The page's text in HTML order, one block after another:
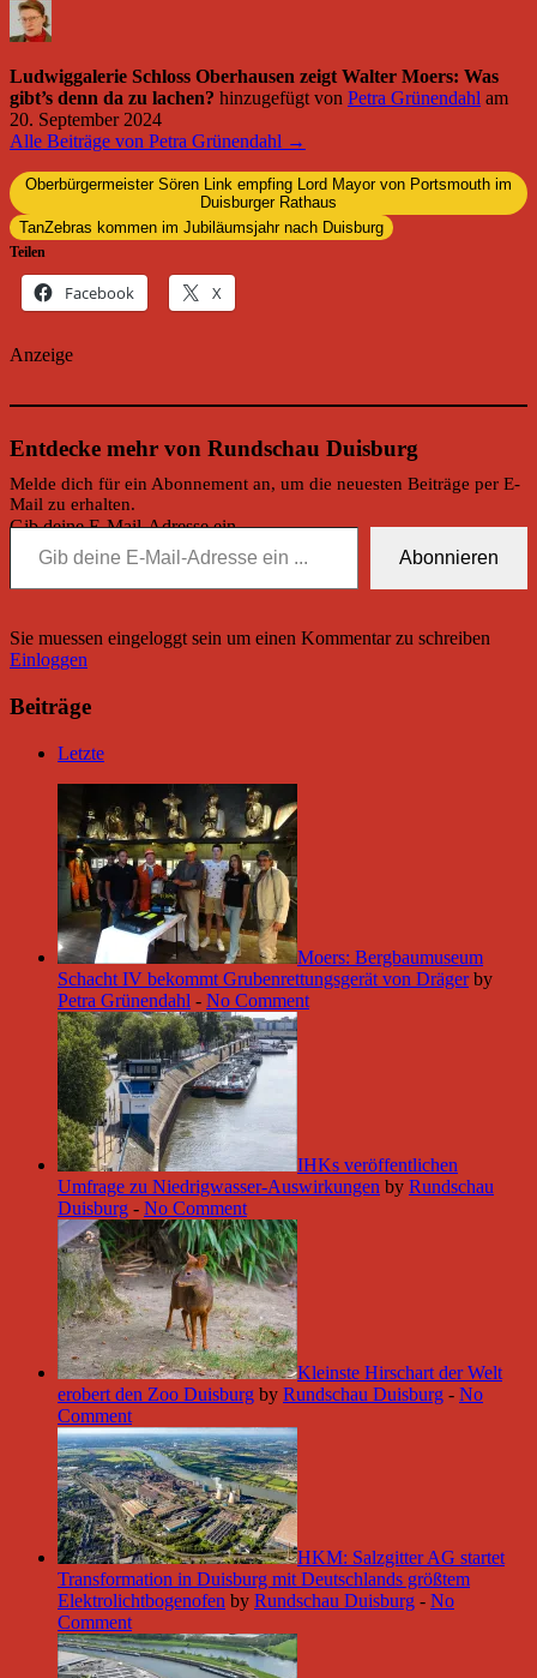
Ludwiggalerie Schloss Oberhausen zeigt Walter Moers: Was
gibt’s denn da zu lachen? hinzugefügt von Petra Grünendahl am
20. September 2024
Alle Beiträge von Petra Grünendahl →
Oberbürgermeister Sören Link empfing Lord Mayor von Portsmouth im
Duisburger Rathaus
TanZebras kommen im Jubiläumsjahr nach Duisburg
Teilen
Facebook X
Anzeige
Entdecke mehr von Rundschau Duisburg
Melde dich für ein Abonnement an, um die neuesten Beiträge per E-
Mail zu erhalten.
Gib deine E-Mail-Adresse ein ...
Abonnieren
Sie muessen eingeloggt sein um einen Kommentar zu schreiben
Einloggen
Beiträge
Letzte
Moers: Bergbaumuseum
Schacht IV bekommt Grubenrettungsgerät von Dräger by
Petra Grünendahl - No Comment
IHKs veröffentlichen
Umfrage zu Niedrigwasser-Auswirkungen by Rundschau
Duisburg - No Comment
Kleinste Hirschart der Welt
erobert den Zoo Duisburg by Rundschau Duisburg - No
Comment
HKM: Salzgitter AG startet
Transformation in Duisburg mit Deutschlands größtem
Elektrolichtbogenofen by Rundschau Duisburg - No
Comment